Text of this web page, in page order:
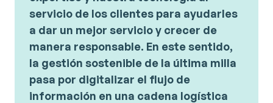
servicio de los clientes para ayudarles
a dar un mejor servicio y crecer de
manera responsable. En este sentido,
la gestión sostenible de la última milla
pasa por digitalizar el flujo de
información en una cadena logística